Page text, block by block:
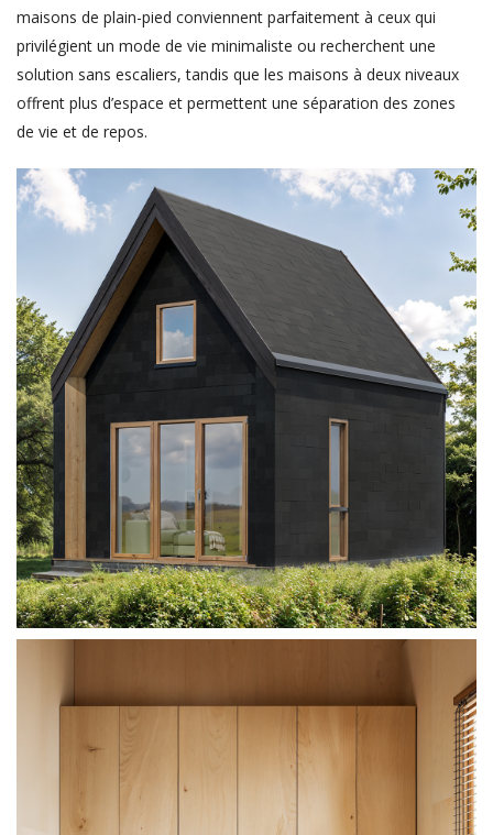
maisons de plain-pied conviennent parfaitement à ceux qui
privilégient un mode de vie minimaliste ou recherchent une
solution sans escaliers, tandis que les maisons à deux niveaux
offrent plus d’espace et permettent une séparation des zones
de vie et de repos.